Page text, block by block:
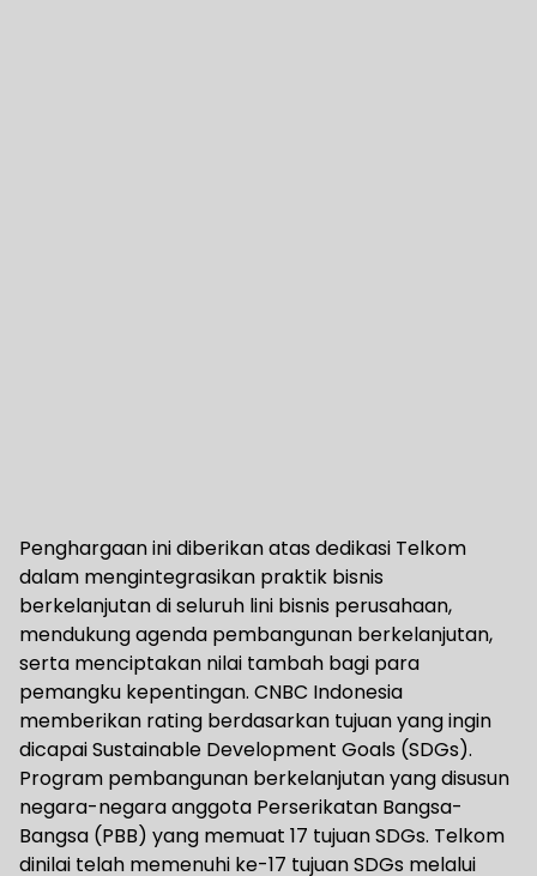
Penghargaan ini diberikan atas dedikasi Telkom
dalam mengintegrasikan praktik bisnis
berkelanjutan di seluruh lini bisnis perusahaan,
mendukung agenda pembangunan berkelanjutan,
serta menciptakan nilai tambah bagi para
pemangku kepentingan. CNBC Indonesia
memberikan rating berdasarkan tujuan yang ingin
dicapai Sustainable Development Goals (SDGs).
Program pembangunan berkelanjutan yang disusun
negara-negara anggota Perserikatan Bangsa-
Bangsa (PBB) yang memuat 17 tujuan SDGs. Telkom
dinilai telah memenuhi ke-17 tujuan SDGs melalui